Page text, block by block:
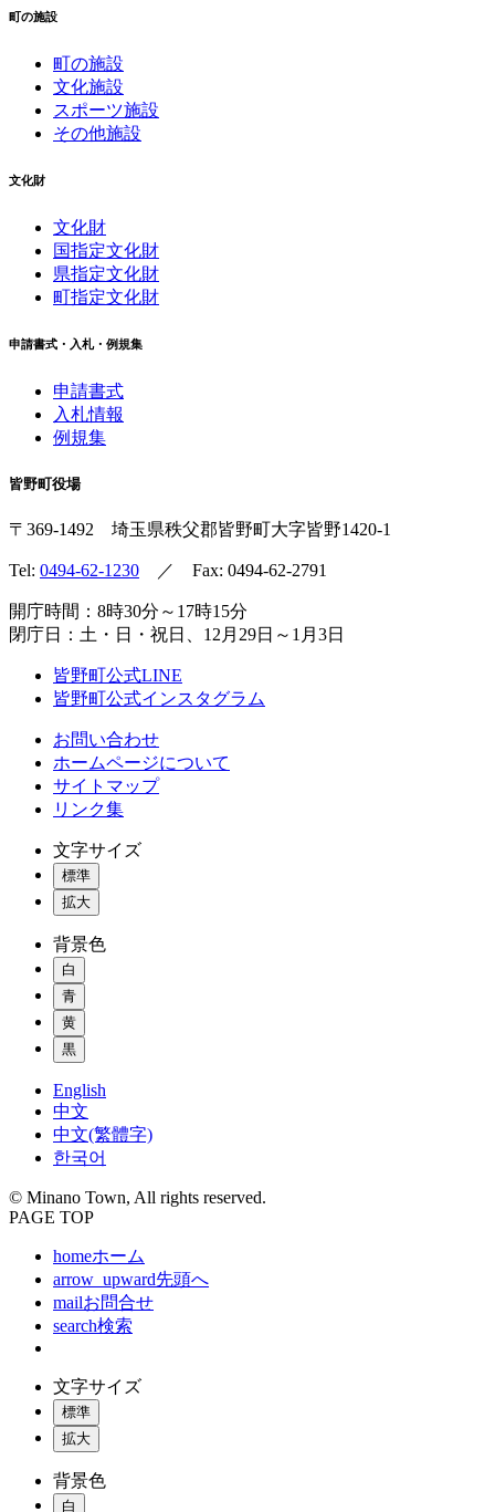
町の施設
町の施設
文化施設
スポーツ施設
その他施設
文化財
文化財
国指定文化財
県指定文化財
町指定文化財
申請書式・入札・例規集
申請書式
入札情報
例規集
皆野町役場
〒369-1492 埼玉県秩父郡皆野町 大字皆野1420-1
Tel: 0494-62-1230 ／ Fax: 0494-62-2791
開庁時間：8時30分～17時15分
閉庁日：土・日・祝日、12月29日～1月3日
皆野町公式LINE
皆野町公式インスタグラム
お問い合わせ
ホームページについて
サイトマップ
リンク集
文字サイズ
標準
拡大
背景色
白
青
黄
黒
English
中文
中文(繁體字)
한국어
© Minano Town, All rights reserved.
PAGE TOP
homeホーム
arrow_upward先頭へ
mailお問合せ
search検索
文字サイズ
標準
拡大
背景色
白